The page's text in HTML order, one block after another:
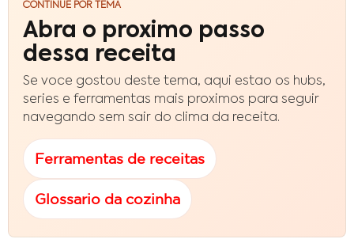
CONTINUE POR TEMA
Abra o proximo passo
dessa receita
Se voce gostou deste tema, aqui estao os hubs,
series e ferramentas mais proximos para seguir
navegando sem sair do clima da receita.
Ferramentas de receitas
Glossario da cozinha